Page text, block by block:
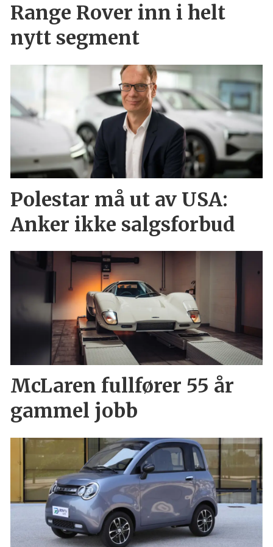
Range Rover inn i helt
nytt segment
Polestar må ut av USA:
Anker ikke salgsforbud
McLaren fullfører 55 år
gammel jobb